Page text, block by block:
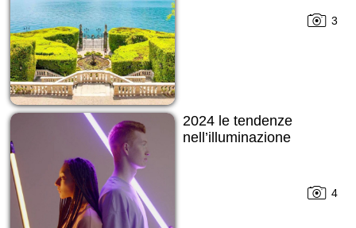
3
2024 le tendenze
nell’illuminazione
4